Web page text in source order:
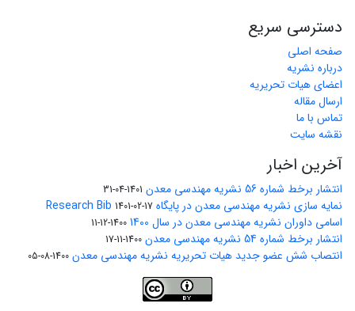
دسترسی سریع
صفحه اصلی
درباره نشریه
اعضای هیات تحریریه
ارسال مقاله
تماس با ما
نقشه سایت
آخرین اخبار
انتشار برخط شماره 56 نشریه مهندسی معدن 1401-04-31
نمایه سازی نشریه مهندسی معدن در پایگاه Research Bib 1401-02-17
اسامی داوران نشریه مهندسی معدن در سال 1400 1400-12-11
انتشار برخط شماره 54 نشریه مهندسی معدن 1400-11-17
انتصاب شش عضو جدید هیات تحریریه نشریه مهندسی معدن 1400-08-05